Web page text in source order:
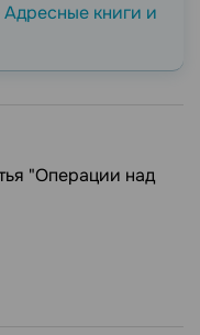
Адресные книги и
"Операции над